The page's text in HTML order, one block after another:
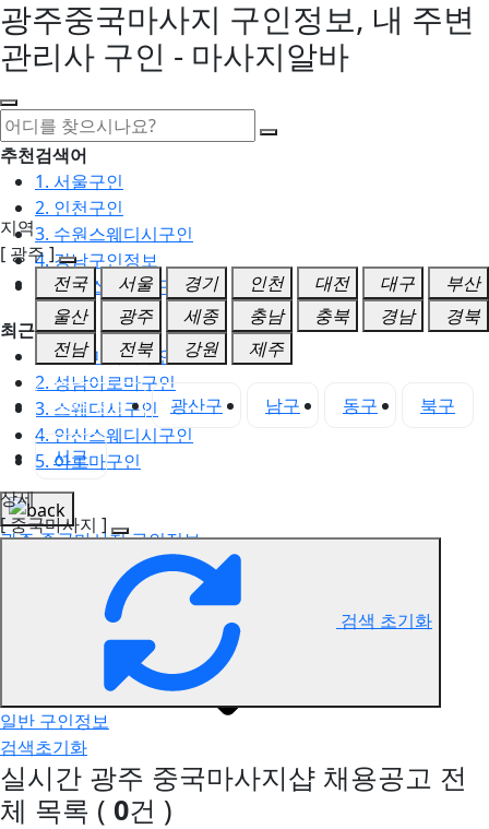
광주중국마사지 구인정보, 내 주변
관리사 구인 - 마사지알바
추천검색어
1. 서울구인
2. 인천구인
3. 수원스웨디시구인
4. 강남구인정보
5. 동탄스웨디시구인
최근검색어
1. 일산마사지구인
2. 성남아로마구인
3. 스웨디시구인
4. 안산스웨디시구인
5. 아로마구인
광주 중국마사지 구인정보
지역
[ 광주 ]
전국
서울 경기 인천 대전 대구
부산
울산
광주 세종 충남 충북 경남
경북
전남
전북 강원 제주
광주 전체 광산구 남구 동구 북구
서구
상세
[ 중국마사지 ]
검색 초기화
일반 구인정보
검색초기화
실시간 광주 중국마사지샵 채용공고 전
체 목록 ( 0건 )